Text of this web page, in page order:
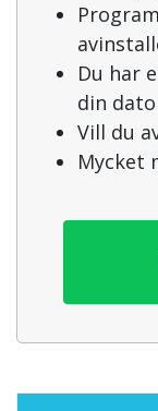
Du har
din
Vill du
Mycket